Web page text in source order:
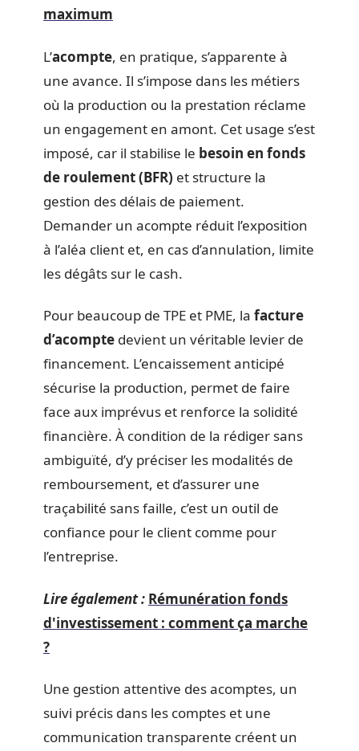
maximum
L’acompte, en pratique, s’apparente à
une avance. Il s’impose dans les métiers
où la production ou la prestation réclame
un engagement en amont. Cet usage s’est
imposé, car il stabilise le besoin en fonds
de roulement (BFR) et structure la
gestion des délais de paiement.
Demander un acompte réduit l’exposition
à l’aléa client et, en cas d’annulation, limite
les dégâts sur le cash.
Pour beaucoup de TPE et PME, la facture
d’acompte devient un véritable levier de
financement. L’encaissement anticipé
sécurise la production, permet de faire
face aux imprévus et renforce la solidité
financière. À condition de la rédiger sans
ambiguïté, d’y préciser les modalités de
remboursement, et d’assurer une
traçabilité sans faille, c’est un outil de
confiance pour le client comme pour
l’entreprise.
Lire également : Rémunération fonds
d'investissement : comment ça marche
?
Une gestion attentive des acomptes, un
suivi précis dans les comptes et une
communication transparente créent un